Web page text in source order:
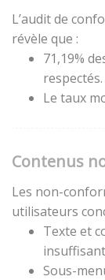
L’audit de
révèle que :
71,19%
respectés.
Le taux
Contenus
Les non-
utilisateurs
Texte et
Sous-